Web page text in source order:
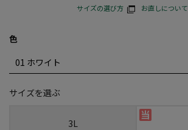
サイズの選び方 お直しについて
色
サイズを選ぶ
3L